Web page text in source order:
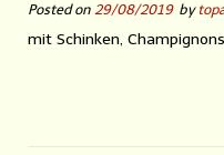
Posted on 29/08/2019 by
mit Schinken,